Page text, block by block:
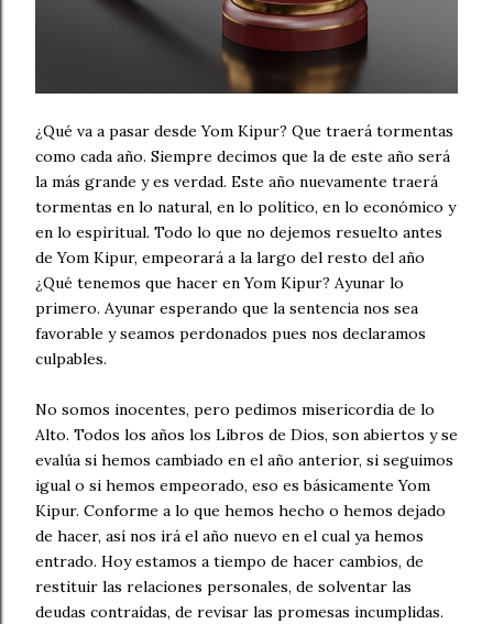
¿Qué va a pasar desde Yom Kipur? Que traerá tormentas
como cada año. Siempre decimos que la de este año será
la más grande y es verdad. Este año nuevamente traerá
tormentas en lo natural, en lo político, en lo económico y
en lo espiritual. Todo lo que no dejemos resuelto antes
de Yom Kipur, empeorará a la largo del resto del año
¿Qué tenemos que hacer en Yom Kipur? Ayunar lo
primero. Ayunar esperando que la sentencia nos sea
favorable y seamos perdonados pues nos declaramos
culpables.
No somos inocentes, pero pedimos misericordia de lo
Alto. Todos los años los Libros de Dios, son abiertos y se
evalúa si hemos cambiado en el año anterior, si seguimos
igual o si hemos empeorado, eso es básicamente Yom
Kipur. Conforme a lo que hemos hecho o hemos dejado
de hacer, así nos irá el año nuevo en el cual ya hemos
entrado. Hoy estamos a tiempo de hacer cambios, de
restituir las relaciones personales, de solventar las
deudas contraídas, de revisar las promesas incumplidas.